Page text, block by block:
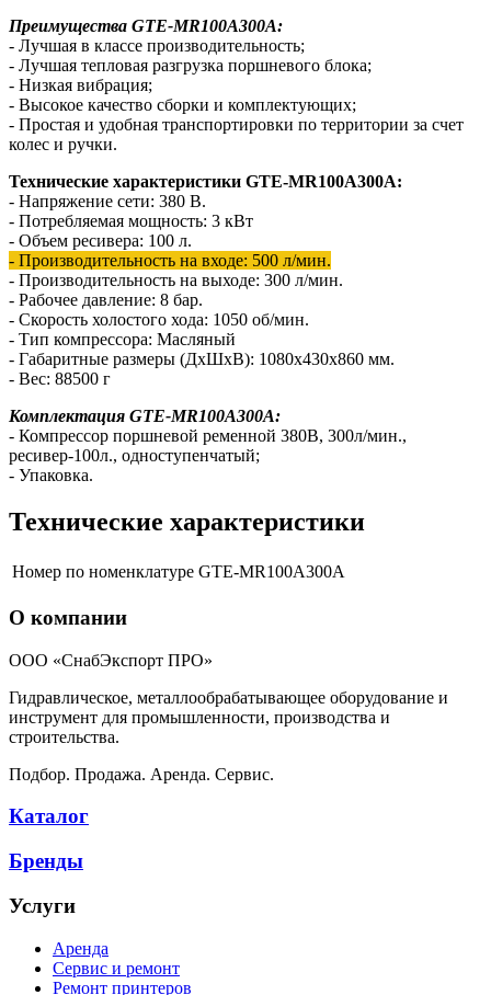
Преимущества GTE-MR100A300A:
- Лучшая в классе производительность;
- Лучшая тепловая разгрузка поршневого блока;
- Низкая вибрация;
- Высокое качество сборки и комплектующих;
- Простая и удобная транспортировки по территории за счет
колес и ручки.
Технические характеристики GTE-MR100A300A:
- Напряжение сети: 380 В.
- Потребляемая мощность: 3 кВт
- Объем ресивера: 100 л.
- Производительность на входе: 500 л/мин.
- Производительность на выходе: 300 л/мин.
- Рабочее давление: 8 бар.
- Скорость холостого хода: 1050 об/мин.
- Тип компрессора: Масляный
- Габаритные размеры (ДхШхВ): 1080x430x860 мм.
- Вес: 88500 г
Комплектация GTE-MR100A300A:
- Компрессор поршневой ременной 380В, 300л/мин.,
ресивер-100л., одноступенчатый;
- Упаковка.
Технические характеристики
Номер по номенклатуре GTE-MR100A300A
О компании
ООО «СнабЭкспорт ПРО»
Гидравлическое, металлообрабатывающее оборудование и
инструмент для промышленности, производства и
строительства.
Подбор. Продажа. Аренда. Сервис.
Каталог
Бренды
Услуги
Аренда
Сервис и ремонт
Ремонт принтеров